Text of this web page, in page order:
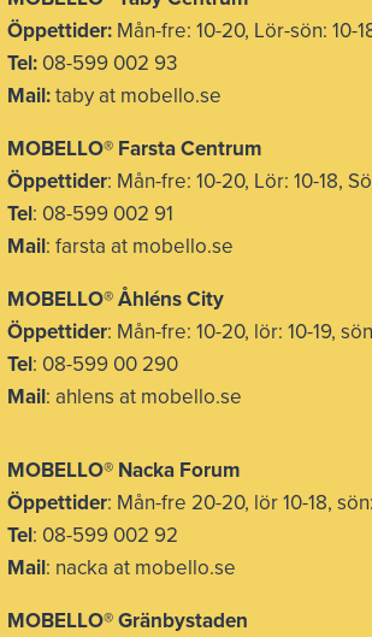
Öppettider: Mån-fre: 10-20, Lör-sön: 10-
Tel: 08-599 002 93
Mail:taby at mobello.se
MOBELLO® Farsta Centrum
Öppettider: Mån-fre: 10-20, Lör: 10-18,
Tel: 08-599 002 91
Mail: farsta at mobello.se
MOBELLO® Åhléns City
Öppettider: Mån-fre: 10-20, lör: 10-19,
Tel: 08-599 00 290
Mail: ahlens at mobello.se
MOBELLO® Nacka Forum
Öppettider: Mån-fre 20-20, lör 10-18, sön:
Tel: 08-599 002 92
Mail: nacka at mobello.se
MOBELLO®Gränbystaden